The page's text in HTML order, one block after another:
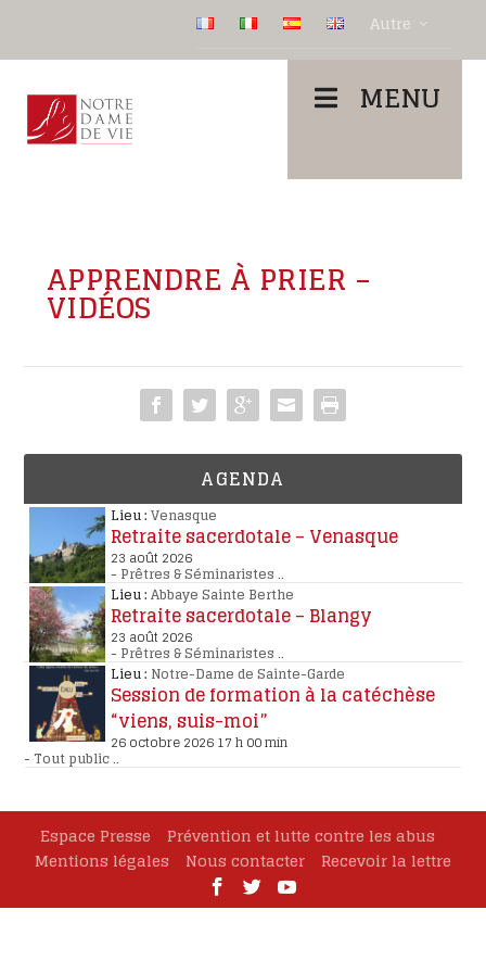
Autre
MENU
APPRENDRE À PRIER –
VIDÉOS
AGENDA
Lieu : Venasque
Retraite sacerdotale – Venasque
23 août 2026
- Prêtres & Séminaristes..
Lieu : Abbaye Sainte Berthe
Retraite sacerdotale – Blangy
23 août 2026
- Prêtres & Séminaristes..
Lieu : Notre-Dame de Sainte-Garde
Session de formation à la catéchèse
“viens, suis-moi”
26 octobre 2026 17 h 00 min
-Tout public..
Espace Presse
Prévention et lutte contre les abus
Mentions légales
Nous contacter Recevoir la lettre